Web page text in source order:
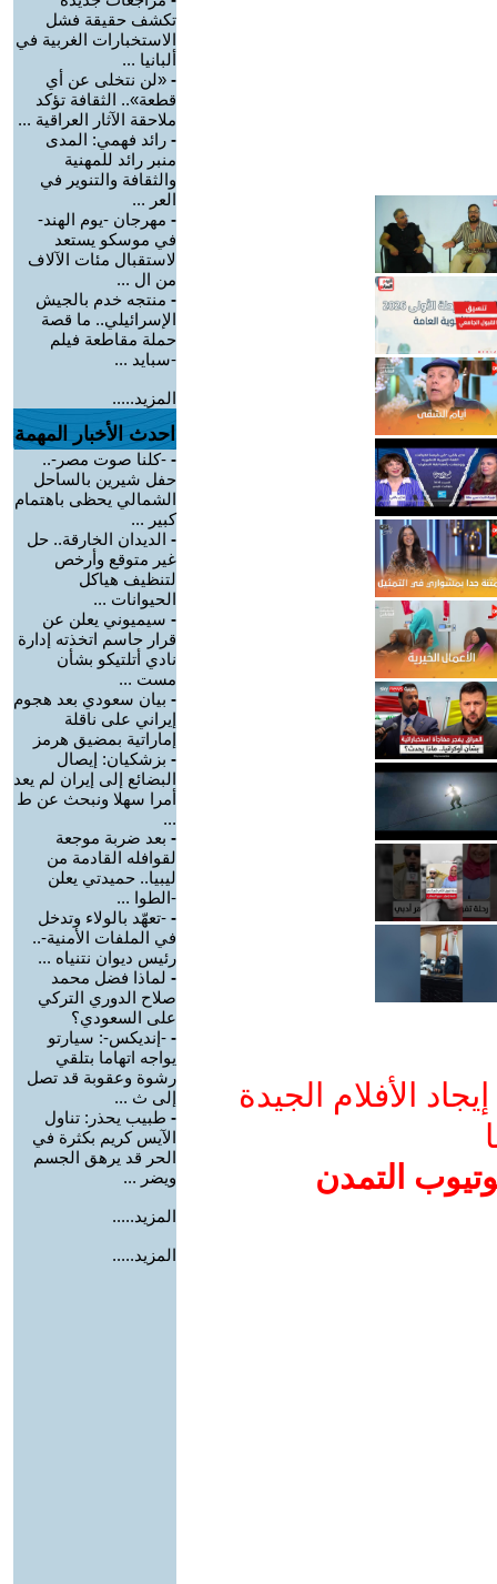
الأفلام الجيدة
التمدن
تكشف حقيقة فشل
الاستخبارات الغربية في
ألبانيا ...
- «لن نتخلى عن أي
قطعة».. الثقافة تؤكد
ملاحقة الآثار العراقية ...
- رائد فهمي: المدى
منبر رائد للمهنية
والثقافة والتنوير في
العر ...
- مهرجان -يوم الهند-
في موسكو يستعد
لاستقبال مئات الآلاف
من ال ...
- منتجه خدم بالجيش
الإسرائيلي.. ما قصة
حملة مقاطعة فيلم
-سبايد ...
المزيد.....
احدث الأخبار المهمة
- -كلنا صوت مصر-..
حفل شيرين بالساحل
الشمالي يحظى باهتمام
كبير ...
- الديدان الخارقة.. حل
غير متوقع وأرخص
لتنظيف هياكل
الحيوانات ...
- سيميوني يعلن عن
قرار حاسم اتخذته إدارة
نادي أتلتيكو بشأن
مست ...
- بيان سعودي بعد هجوم
إيراني على ناقلة
إماراتية بمضيق هرمز
- بزشكيان: إيصال
البضائع إلى إيران لم يعد
أمرا سهلا ونبحث عن ط
...
- بعد ضربة موجعة
لقوافله القادمة من
ليبيا.. حميدتي يعلن
-الطوا ...
- -تعهّد بالولاء وتدخل
في الملفات الأمنية-..
رئيس ديوان نتنياه ...
- لماذا فضل محمد
صلاح الدوري التركي
على السعودي؟
- -إنديكس-: سيارتو
يواجه اتهاما بتلقي
رشوة وعقوبة قد تصل
إلى ث ...
- طبيب يحذر: تناول
الآيس كريم بكثرة في
الحر قد يرهق الجسم
ويضر ...
المزيد.....
المزيد.....